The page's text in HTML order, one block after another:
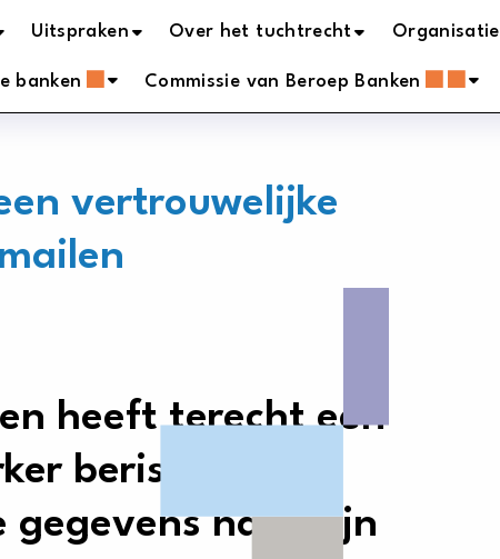
Uitspraken Over het tuchtrecht Organisatie
banken Commissie van Beroep Banken
vertrouwelijke
heeft terecht een
berispt die
naar zijn